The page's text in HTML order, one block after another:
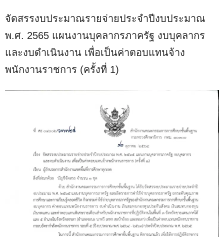
จัดสรรงบประมาณรายจ่ายประจำปีงบประมาณ
พ.ศ. 2565 แผนงานบุคลากรภาครัฐ งบบุคลากร
และงบดำเนินงาน เพื่อเป็นค่าตอบแทนจ้าง
พนักงานราชการ (ครั้งที่ 1)